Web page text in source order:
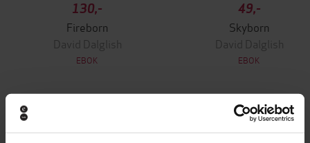
130,-
Fireborn
David Dalglish
EBOK
49,-
Skyborn
David Dalglish
EBOK
Andre har også kjøpt